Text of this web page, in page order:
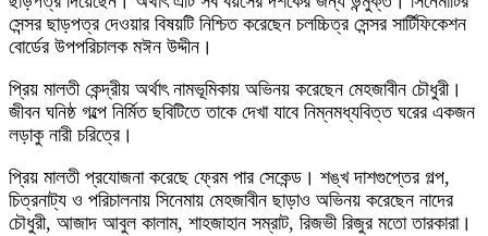
সেন্সর ছাড়পত্র দেওয়ার বিষয়টি নিশ্চিত করেছেন চলচ্চিত্র সেন্সর সার্টিফিকেশন
বোর্ডের উপপরিচালক মঈন উদ্দীন।
প্রিয় মালতী কেন্দ্রীয় অর্থাৎ নামভূমিকায় অভিনয় করেছেন মেহজাবীন চৌধুরী।
জীবন ঘনিষ্ঠ গল্পে নির্মিত ছবিটিতে তাকে দেখা যাবে নিম্নমধ্যবিত্ত ঘরের একজন
লড়াকু নারী চরিত্রে।
প্রিয় মালতী প্রযোজনা করেছে ফ্রেম পার সেকেন্ড। শঙ্খ দাশগুপ্তের গল্প,
চিত্রনাট্য ও পরিচালনায় সিনেমায় মেহজাবীন ছাড়াও অভিনয় করেছেন নাদের
চৌধুরী, আজাদ আবুল কালাম, শাহজাহান সম্রাট, রিজভী রিজুর মতো তারকারা।